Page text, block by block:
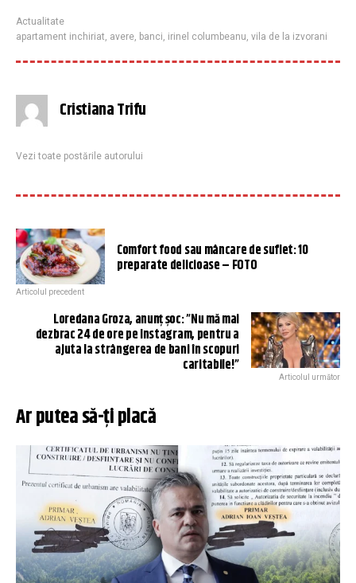
Actualitate
apartament inchiriat avere banci irinel columbeanu vila de la izvorani
Cristiana Trifu
Vezi toate postările autorului
Comfort food sau mâncare de suflet: 10
preparate delicioase – FOTO
Articolul precedent
Loredana Groza, anunț șoc: ”Nu mă mai
dezbrac 24 de ore pe Instagram, pentru a
ajuta la strângerea de bani în scopuri
caritabile!”
Articolul următor
Ar putea să-ți placă